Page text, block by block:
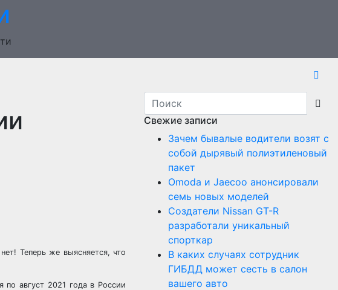
Теперь же выясняется, что
август 2021 года в России
Свежие записи
Зачем бывалые водители возят с
собой дырявый полиэтиленовый
пакет
Оmoda и Jaecoo анонсировали
семь новых моделей
Создатели Nissan GT-R
разработали уникальный
спорткар
В каких случаях сотрудник
ГИБДД может сесть в салон
вашего авто